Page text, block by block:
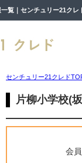
覧｜センチュリー21クレ
センチュリー21クレド
片柳小学校(
会